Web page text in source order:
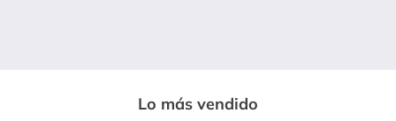
Lo más vendido